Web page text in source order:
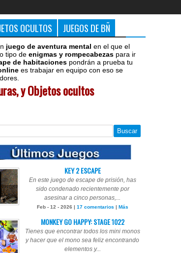
OCULTOS JUEGOS DE BÑ
juego de aventura mental en el que el
tipo de enigmas y rompecabezas para ir
de habitaciones pondrán a prueba tu
es trabajar en equipo con eso se
y Objetos ocultos
KEY 2 ESCAPE
En este juego de escape de prisión, has
sido condenado recientemente por
asesinar a cinco personas,...
Feb - 12 - 2026 | 17 comentarios | Más
MONKEY GO HAPPY: STAGE 1022
Tienes que encontrar todos los mini monos
y hacer que el mono sea feliz encontrando
elementos y...